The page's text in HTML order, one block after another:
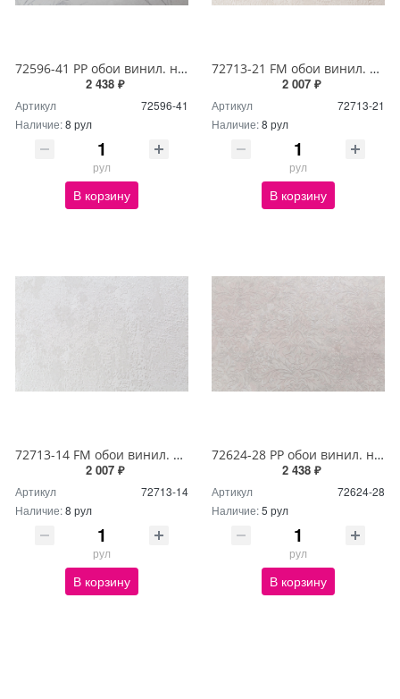
72596-41 PP обои винил. на флиз. основе 1,06*10м Мелодия
2 438 ₽
Артикул
72596-41
Наличие:8 рул
рул
В корзину
72713-21 FM обои винил. на флиз. основе 1,06*10м Брависсимо
2 007 ₽
Артикул
72713-21
Наличие:8 рул
рул
В корзину
72713-14 FM обои винил. на флиз. основе 1,06*10м Брависсимо
2 007 ₽
Артикул
72713-14
Наличие:8 рул
рул
В корзину
72624-28 PP обои винил. на флиз. основе 1,06*10м Абу Даби
2 438 ₽
Артикул
72624-28
Наличие:5 рул
рул
В корзину